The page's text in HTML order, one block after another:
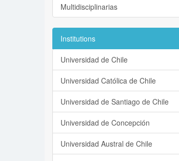
Multidisciplinarias
Institutions
Universidad de Chile
Universidad Católica de Chile
Universidad de Santiago de Chile
Universidad de Concepción
Universidad Austral de Chile